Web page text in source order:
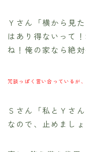
Ｙさん「横から見
はあり得ないって
ね！俺の家なら絶対
冗談っぽく言い合っているが
Ｓさん「私とＹさ
なので、止めまし